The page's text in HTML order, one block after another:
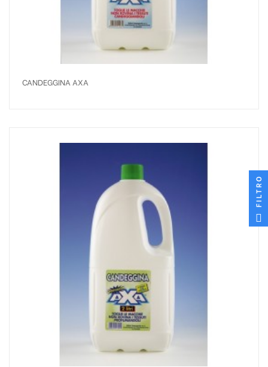
CANDEGGINA AXA
FILTRO